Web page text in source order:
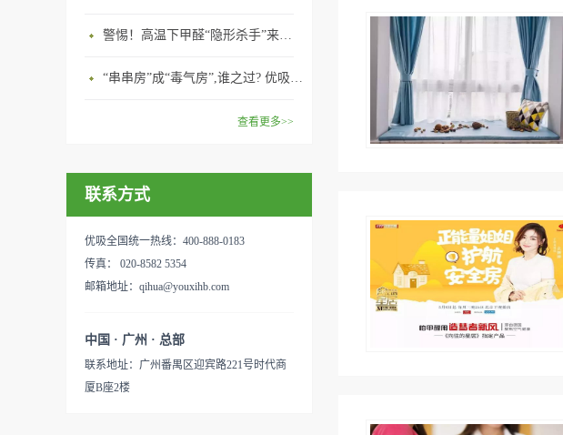
警惕！高温下甲醛“隐形杀手”来袭，你的家安全吗？
“串串房”成“毒气房”,谁之过? 优吸守护呼吸健康11年专注室内空气治理！
查看更多>>
联系方式
优吸全国统一热线：400-888-0183
传真： 020-8582 5354
邮箱地址：qihua@youxihb.com
中国 · 广州 · 总部
联系地址：广州番禺区迎宾路221号时代商
厦B座2楼